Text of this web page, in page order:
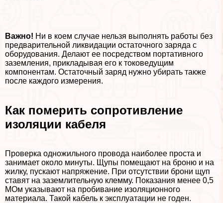
Важно! Ни в коем случае нельзя выполнять работы без
предварительной ликвидации остаточного заряда с
оборудования. Делают ее посредством портативного
заземления, прикладывая его к токоведущим
компонентам. Остаточный заряд нужно убирать также
после каждого измерения.
Как померить сопротивление
изоляции кабеля
Проверка одножильного провода наиболее проста и
занимает около минуты. Щупы помещают на броню и на
жилку, пускают напряжение. При отсутствии брони щуп
ставят на заземлительную клемму. Показания менее 0,5
МОм указывают на пробивание изоляционного
материала. Такой кабель к эксплуатации не годен.